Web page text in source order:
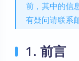
前，其中的信
有疑问请联系
1. 前言